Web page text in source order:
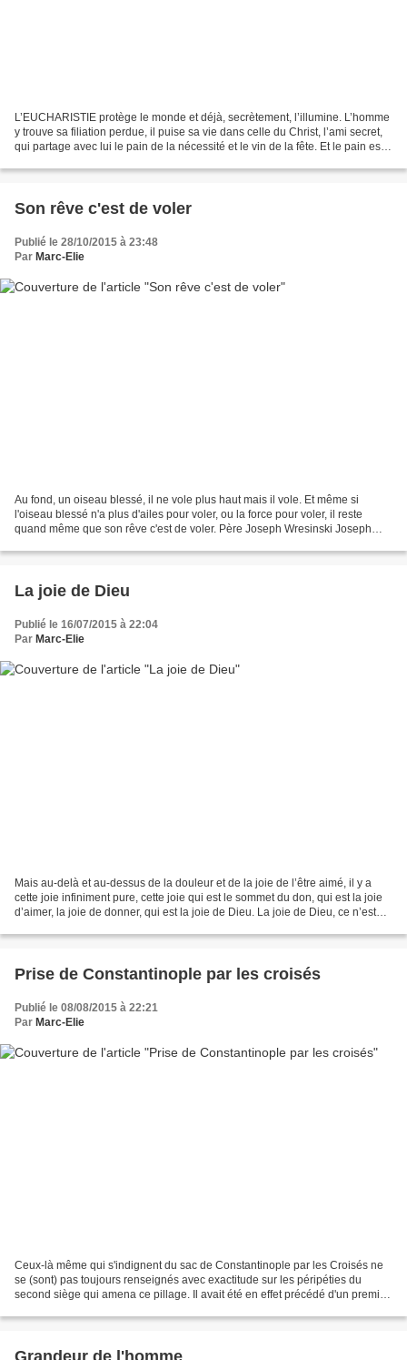
L’EUCHARISTIE protège le monde et déjà, secrètement, l’illumine. L’homme
y trouve sa filiation perdue, il puise sa vie dans celle du Christ, l’ami secret,
qui partage avec lui le pain de la nécessité et le vin de la fête. Et le pain est
Son rêve c'est de voler
Publié le 28/10/2015 à 23:48
Par Marc-Elie
Au fond, un oiseau blessé, il ne vole plus haut mais il vole. Et même si
l'oiseau blessé n'a plus d'ailes pour voler, ou la force pour voler, il reste
quand même que son rêve c'est de voler. Père Joseph Wresinski Joseph
La joie de Dieu
Publié le 16/07/2015 à 22:04
Par Marc-Elie
Mais au-delà et au-dessus de la douleur et de la joie de l’être aimé, il y a
cette joie infiniment pure, cette joie qui est le sommet du don, qui est la joie
d’aimer, la joie de donner, qui est la joie de Dieu. La joie de Dieu, ce n’est
Prise de Constantinople par les croisés
Publié le 08/08/2015 à 22:21
Par Marc-Elie
Ceux-là même qui s'indignent du sac de Constantinople par les Croisés ne
se (sont) pas toujours renseignés avec exactitude sur les péripéties du
second siège qui amena ce pillage. Il avait été en effet précédé d'un premier